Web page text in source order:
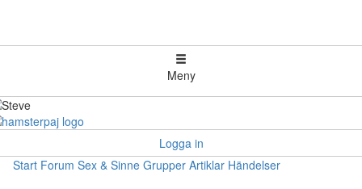
Meny
Logga in
Start Forum Sex & Sinne Grupper Artiklar Händelser